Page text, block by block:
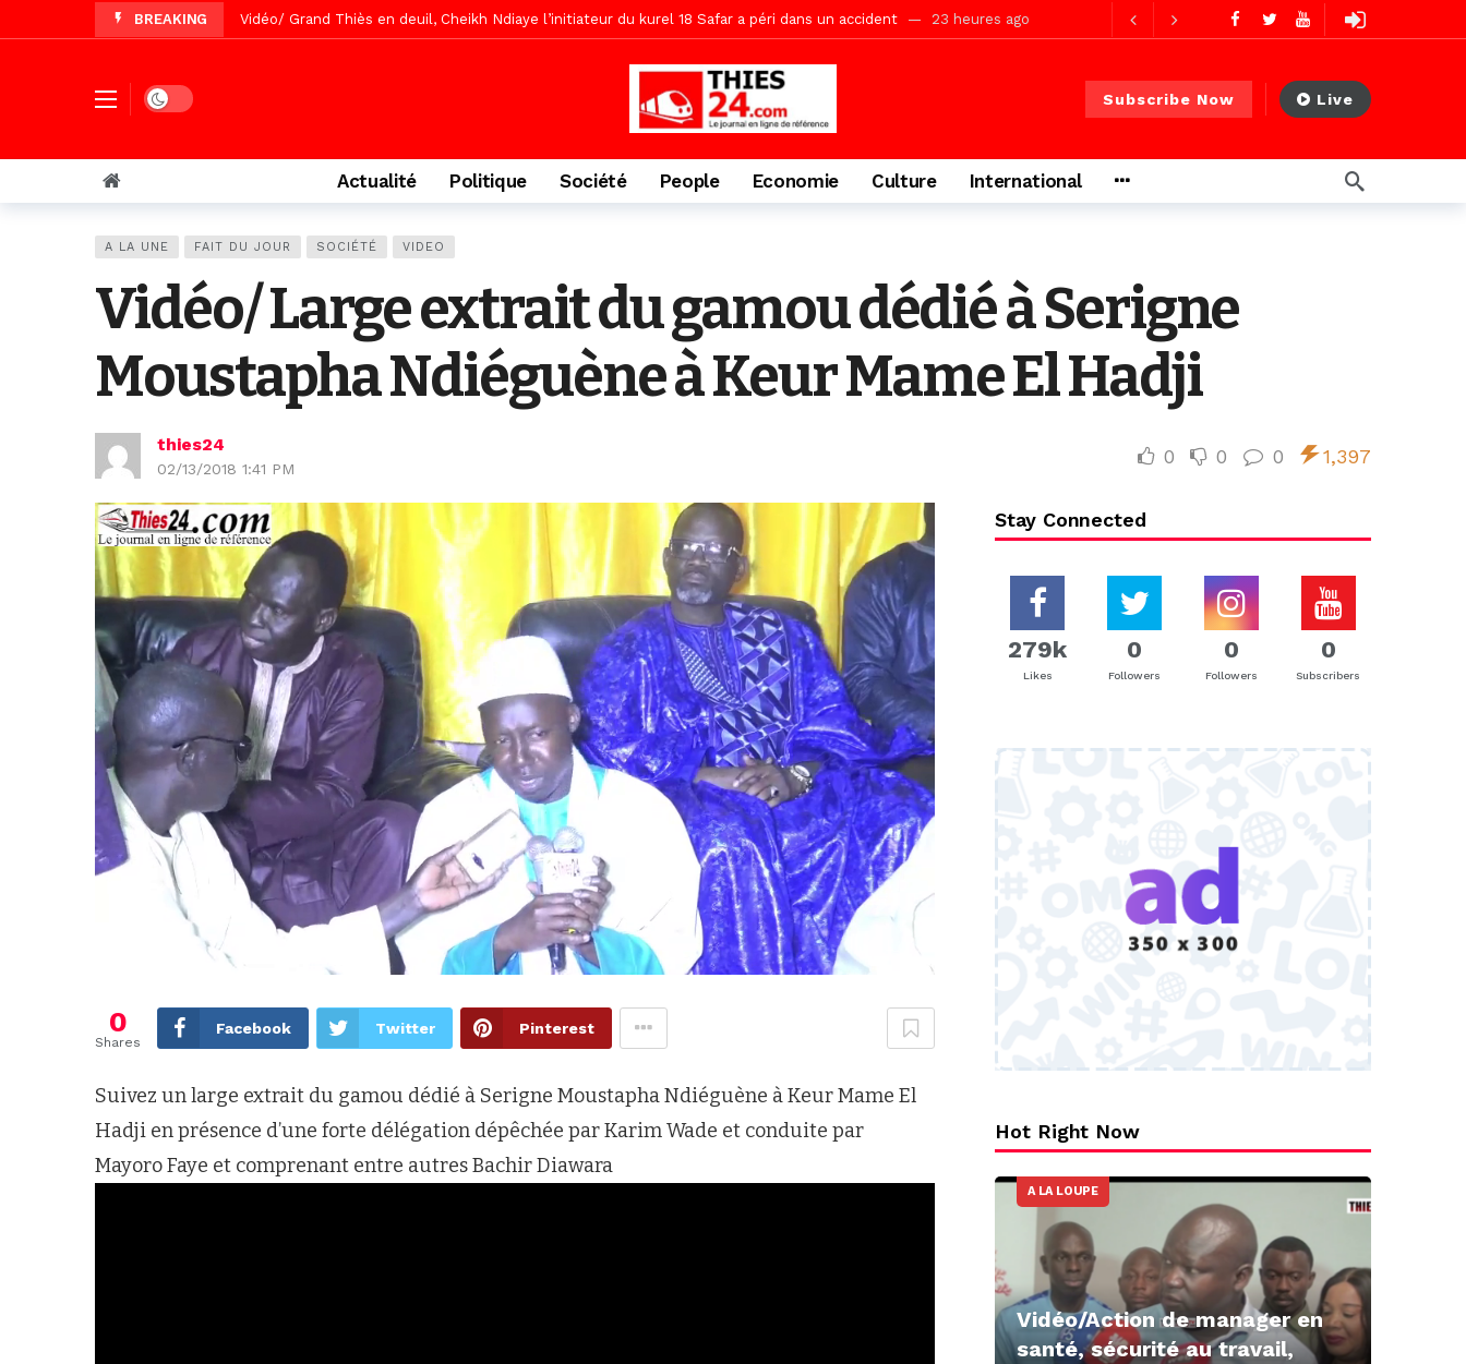
BREAKING Vidéo/ Grand Thiès en deuil, Cheikh Ndiaye l’initiateur du kurel 18 Safar a péri dans un accident 23 heures ago
Vidéo/Magal Serigne Abdoulaye Yakhine, le Comité d’organisation dévoile ses priorités
Vidéo/Chérif Nehma Aïdara Diamaguène Nimzath Thiès, mesures annoncées pour une réussite
Tivaouane/L’hôpital Seydi El Hadji Malick Sy reçoit ses premiers malades lundi 10 Août 2 jours ago
Recomposition politique : l’alternative sénégalaise ne peut se réduire au seul libéralisme (Lamine Diouck PS) 2 jours ago
Vidéo/ Préparation Gamou 2026, Keur Mame El Hadji décline ses priorités devant le Gouverneur
Vidéo/ Magal 2026, le train a transporté 9.651 passagers, l’équivalent de 600 minibus 16 heures ago
Dark mode Subscribe Now Live
Actualité Politique Société People Economie Culture International
A LA UNE FAIT DU JOUR SOCIÉTÉ VIDEO
Vidéo/ Large extrait du gamou dédié à Serigne
Moustapha Ndiéguène à Keur Mame El Hadji
thies24
02/13/2018 1:41 PM
0 0 0 1,397
0
Shares
Facebook Twitter Pinterest
Suivez un large extrait du gamou dédié à Serigne Moustapha Ndiéguène à Keur Mame El
Hadji en présence d’une forte délégation dépêchée par Karim Wade et conduite par
Mayoro Faye et comprenant entre autres Bachir Diawara
Stay Connected
279k
Likes
0
Followers
0
Followers
0
Subscribers
Hot Right Now
A LA LOUPE
Vidéo/Action de manager en
santé, sécurité au travail,